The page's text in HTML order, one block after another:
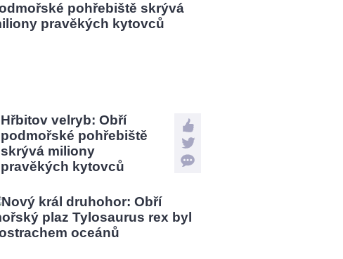
Hřbitov velryb: Obří
podmořské pohřebiště
skrývá miliony
pravěkých kytovců